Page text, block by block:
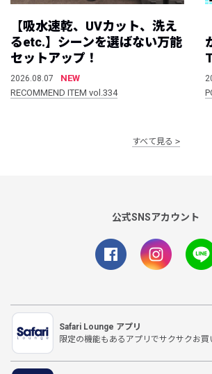
【吸水速乾、UVカット、洗え
るetc.】シーンを選ばない万能
セットアップ！
2026.08.07
NEW
RECOMMEND ITEM vol.334
すべて見る
公式SNSアカウント
Safari Lounge アプリ
限定の機能もあるアプリでサクサクお買